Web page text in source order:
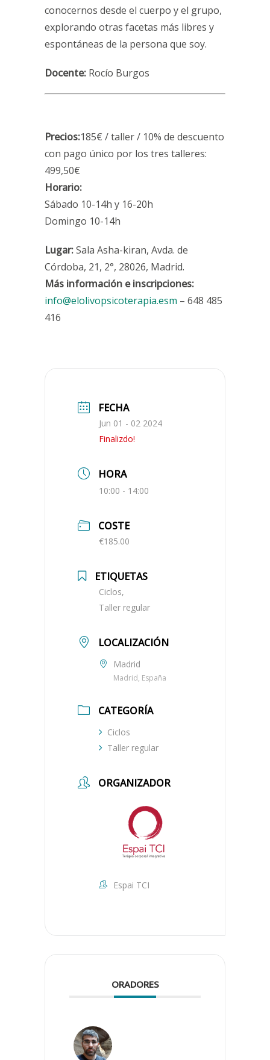
conocernos desde el cuerpo y el grupo,
explorando otras facetas más libres y
espontáneas de la persona que soy.
Docente: Rocío Burgos
Precios:185€ / taller / 10% de descuento
con pago único por los tres talleres:
499,50€
Horario:
Sábado 10-14h y 16-20h
Domingo 10-14h
Lugar:Sala Asha-kiran, Avda. de
Córdoba, 21, 2°, 28026, Madrid.
Más información e inscripciones:
info@elolivopsicoterapia.esm – 648 485
416
FECHA
Jun 01 - 02 2024
Finalizdo!
HORA
10:00 - 14:00
COSTE
€185.00
ETIQUETAS
Ciclos,
Taller regular
LOCALIZACIÓN
Madrid
Madrid, España
CATEGORÍA
Ciclos
Taller regular
ORGANIZADOR
Espai TCI
ORADORES